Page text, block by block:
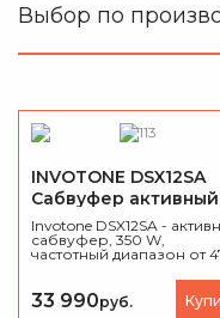
Выбор по
INVOTONE DSX12SA
Сабвуфер активный
Invotone DSX12SA -
сабвуфер, 350 W,
частотный диапазон от
33 990руб.